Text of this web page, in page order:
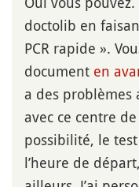
doctolib en
PCR rapide ».
document en
a des
avec ce centre
possibilité, le
l’heure de